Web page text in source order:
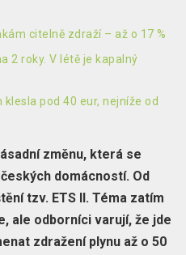
citelně zdraží – až o 17 %
2 roky. V létě je kapalný
pod 40 eur, nejníže od
změnu, která se
domácností. Od
tzv. ETS II. Téma zatím
ale odborníci varují, že jde
zdražení plynu až o 50